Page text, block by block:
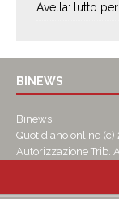
Avella: lutto
BINEWS
Binews
Quotidiano online (c)
Autorizzazione Trib.